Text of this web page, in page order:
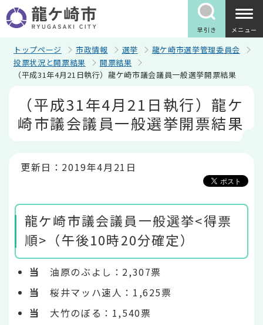
の
ペ
早引き メニュー
トップページ 市政情報 選挙
龍ケ崎市選挙管理委員会
投票状況と開票結果
開票結果
（平成31年4月21日執行）龍ケ崎市議会議員一般選挙開票結果
（平成31年4月21日執行）龍ケ
崎市議会議員一般選挙開票結果
更新日：2019年4月21日
龍ケ崎市議会議員一般選挙<得票
順>（午後10時20分確定）
当油原のぶよし：2,307票
当桜井マッハ速人：1,625票
当 大竹のぼる：1,540票